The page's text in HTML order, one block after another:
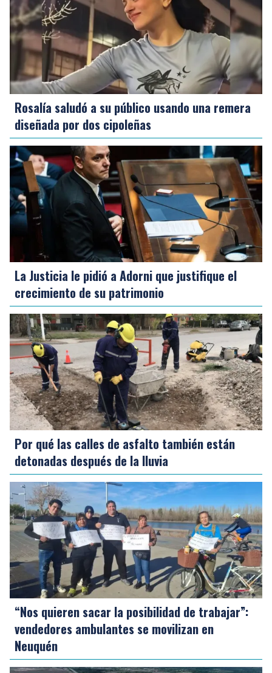
Rosalía saludó a su público usando una remera
diseñada por dos cipoleñas
La Justicia le pidió a Adorni que justifique el
crecimiento de su patrimonio
Por qué las calles de asfalto también están
detonadas después de la lluvia
“Nos quieren sacar la posibilidad de trabajar”:
vendedores ambulantes se movilizan en
Neuquén